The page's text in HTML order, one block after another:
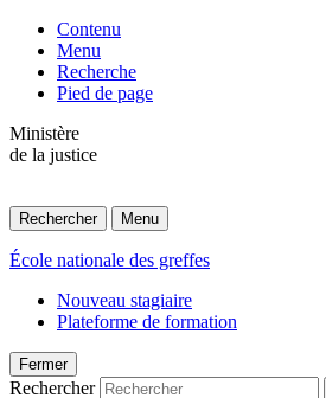
Contenu
Menu
Recherche
Pied de page
Ministère
de la justice
Rechercher Menu
École nationale des greffes
Nouveau stagiaire
Plateforme de formation
Fermer
Rechercher